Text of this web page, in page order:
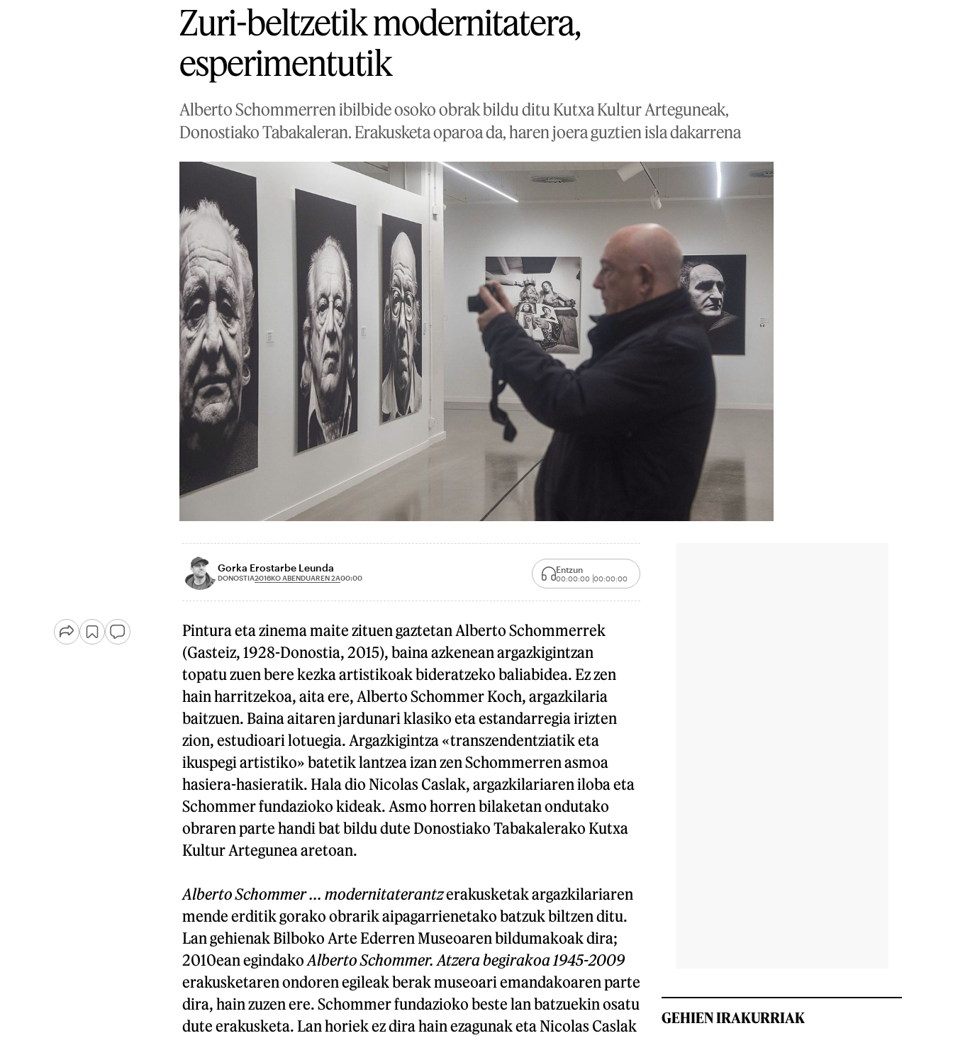
Zuri-beltzetik modernitatera,
esperimentutik
Alberto Schommerren ibilbide osoko obrak bildu ditu Kutxa Kultur Arteguneak,
Donostiako Tabakaleran. Erakusketa oparoa da, haren joera guztien isla dakarrena
Gorka Erostarbe Leunda
DONOSTIA2016KO ABENDUAREN 2A00:00
Entzun
00:00:00 00:00:00
Pintura eta zinema maite zituen gaztetan Alberto Schommerrek
(Gasteiz, 1928-Donostia, 2015), baina azkenean argazkigintzan
topatu zuen bere kezka artistikoak bideratzeko baliabidea. Ez zen
hain harritzekoa, aita ere, Alberto Schommer Koch, argazkilaria
baitzuen. Baina aitaren jardunari klasiko eta estandarregia irizten
zion, estudioari lotuegia. Argazkigintza «transzendentziatik eta
ikuspegi artistiko» batetik lantzea izan zen Schommerren asmoa
hasiera-hasieratik. Hala dio Nicolas Caslak, argazkilariaren iloba eta
Schommer fundazioko kideak. Asmo horren bilaketan ondutako
obraren parte handi bat bildu dute Donostiako Tabakalerako Kutxa
Kultur Artegunea aretoan.
Alberto Schommer ... modernitaterantzerakusketak argazkilariaren
mende erditik gorako obrarik aipagarrienetako batzuk biltzen ditu.
Lan gehienak Bilboko Arte Ederren Museoaren bildumakoak dira;
2010ean egindako Alberto Schommer. Atzera begirakoa 1945-2009
erakusketaren ondoren egileak berak museoari emandakoaren parte
dira, hain zuzen ere. Schommer fundazioko beste lan batzuekin osatu
dute erakusketa. Lan horiek ez dira hain ezagunak eta Nicolas Caslak
GEHIEN IRAKURRIAK